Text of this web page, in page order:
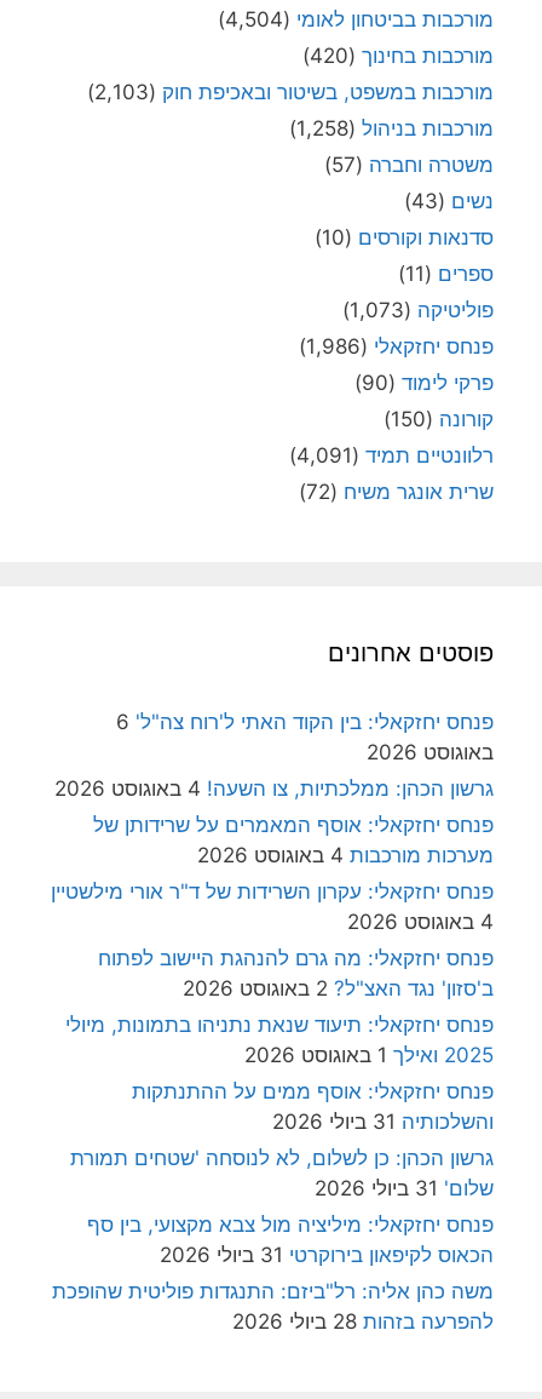
מורכבות בביטחון לאומי (4,504)
מורכבות בחינוך (420)
מורכבות במשפט, בשיטור ובאכיפת חוק (2,103)
מורכבות בניהול (1,258)
משטרה וחברה (57)
נשים (43)
סדנאות וקורסים (10)
ספרים (11)
פוליטיקה (1,073)
פנחס יחזקאלי (1,986)
פרקי לימוד (90)
קורונה (150)
רלוונטיים תמיד (4,091)
שרית אונגר משיח (72)
פוסטים אחרונים
פנחס יחזקאלי: בין הקוד האתי ל'רוח צה"ל' 6
באוגוסט 2026
גרשון הכהן: ממלכתיות, צו השעה! 4 באוגוסט 2026
פנחס יחזקאלי: אוסף המאמרים על שרידותן של
מערכות מורכבות 4 באוגוסט 2026
פנחס יחזקאלי: עקרון השרידות של ד"ר אורי מילשטיין
4 באוגוסט 2026
פנחס יחזקאלי: מה גרם להנהגת היישוב לפתוח
ב'סזון' נגד האצ"ל? 2 באוגוסט 2026
פנחס יחזקאלי: תיעוד שנאת נתניהו בתמונות, מיולי
2025 ואילך
1 באוגוסט 2026
פנחס יחזקאלי: אוסף ממים על ההתנתקות
והשלכותיה 31 ביולי 2026
גרשון הכהן: כן לשלום, לא לנוסחה 'שטחים תמורת
שלום' 31 ביולי 2026
פנחס יחזקאלי: מיליציה מול צבא מקצועי, בין סף
הכאוס לקיפאון בירוקרטי 31 ביולי 2026
משה כהן אליה: רל"ביזם: התנגדות פוליטית שהופכת
להפרעה בזהות 28 ביולי 2026